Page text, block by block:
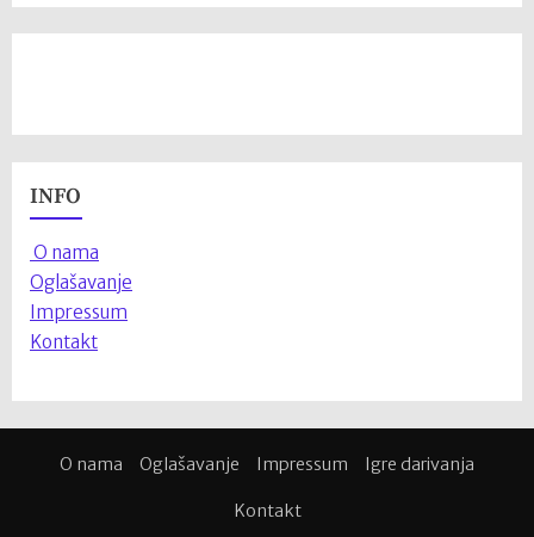
INFO
O nama
Oglašavanje
Impressum
Kontakt
O nama Oglašavanje Impressum Igre darivanja
Kontakt